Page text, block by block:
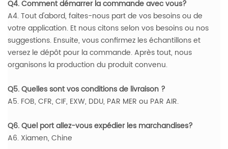
Q4. Comment démarrer la commande avec vous?
A4. Tout d'abord, faites-nous part de vos besoins ou de
votre application. Et nous citons selon vos besoins ou nos
suggestions. Ensuite, vous confirmez les échantillons et
versez le dépôt pour la commande. Après tout, nous
organisons la production du produit convenu.
Q5. Quelles sont vos conditions de livraison ?
A5. FOB, CFR, CIF, EXW, DDU, PAR MER ou PAR AIR.
Q6. Quel port allez-vous expédier les marchandises?
A6. Xiamen, Chine